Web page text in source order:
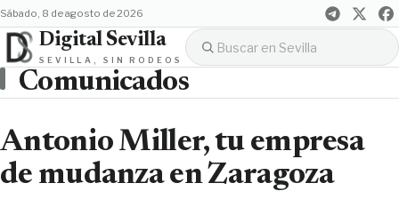
sábado, 8 de agosto de 2026
Digital Sevilla
SEVILLA, SIN RODEOS
Comunicados
Antonio Miller, tu empresa
de mudanza en Zaragoza